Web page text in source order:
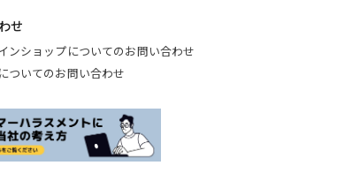
せ
ンショップについてのお問い合わせ
ついてのお問い合わせ